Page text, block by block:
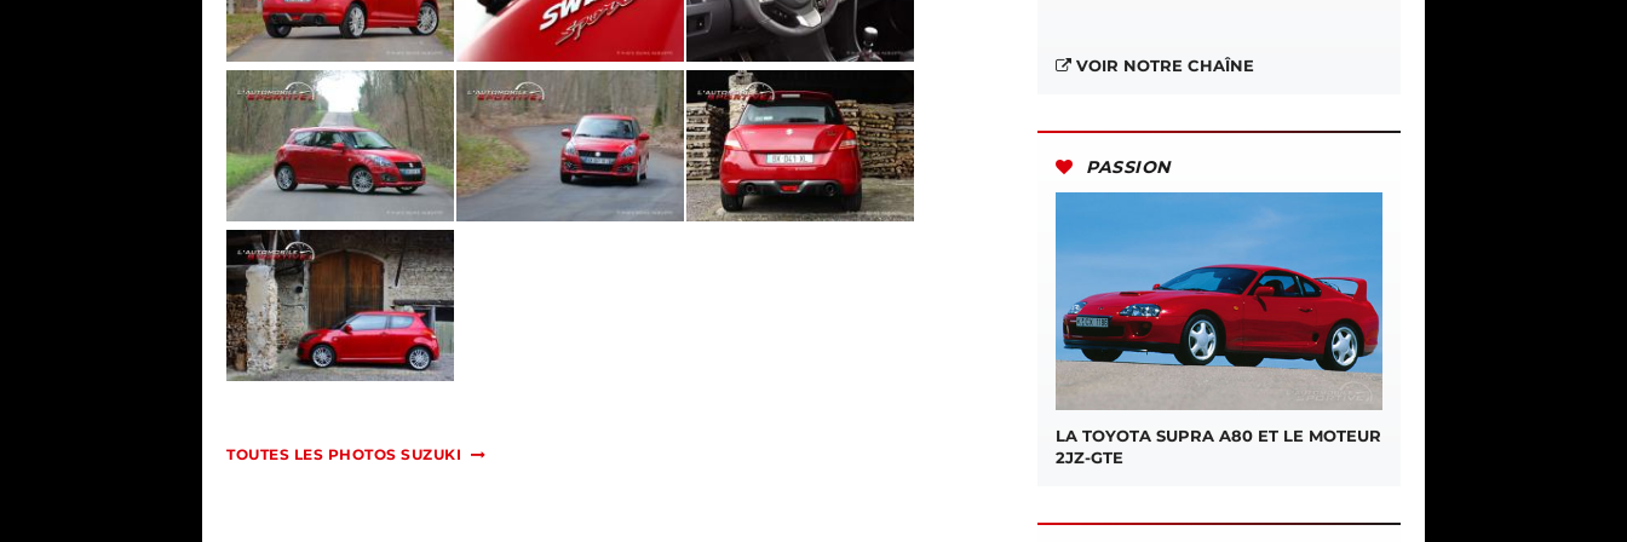
TOUTES LES PHOTOS SUZUKI
VOIR NOTRE CHAÎNE
PASSION
LA TOYOTA SUPRA A80 ET LE MOTEUR
2JZ-GTE